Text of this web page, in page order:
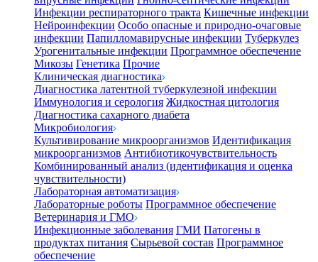
Инфекции респираторного тракта Кишечные инфекции
Нейроинфекции Особо опасные и природно-очаговые
инфекции Папилломавирусные инфекции Туберкулез
Урогенитальные инфекции Программное обеспечение
Микозы Генетика Прочие
Клиническая диагностика
Диагностика латентной туберкулезной инфекции
Иммунология и серология Жидкостная цитология
Диагностика сахарного диабета
Микробиология
Культивирование микроорганизмов Идентификация
микроорганизмов Антибиотикочувствительность
Комбинированный анализ (идентификация и оценка
чувствительности)
Лабораторная автоматизация
Лабораторные роботы Программное обеспечение
Ветеринария и ГМО
Инфекционные заболевания ГМИ Патогены в
продуктах питания Сырьевой состав Программное
обеспечение